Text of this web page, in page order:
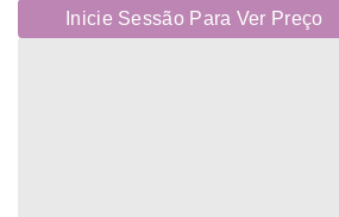
Inicie Sessão Para Ver Preço